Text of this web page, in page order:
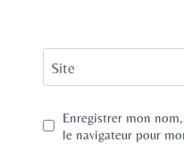
Site
Enregistrer mon
le navigateur pour